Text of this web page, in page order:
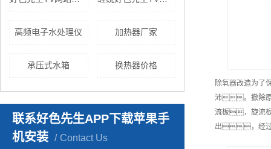
高频电子水处理仪 加热器厂家
承压式水箱 换热器价格
联系好色先生APP下载苹果手
机安装
Contact Us
除氧器改造为
沛。撤除
流板，旋流
出，经过